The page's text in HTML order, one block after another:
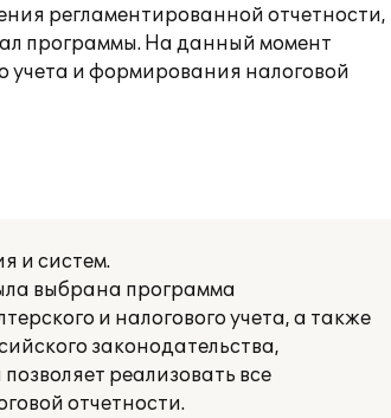
регламентированной отчетности,
программы. На данный момент
учета и формирования налоговой
и систем.
выбрана программа
и налогового учета, а также
законодательства,
реализовать все
отчетности.